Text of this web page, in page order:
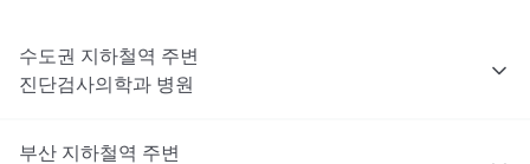
수도권 지하철역 주변
진단검사의학과 병원
부산 지하철역 주변